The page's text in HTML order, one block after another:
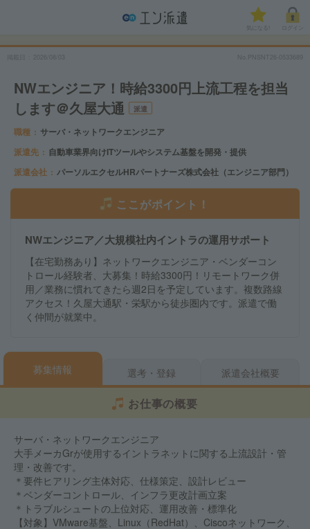
気になる!
No.PNSNT26-0533689
NWエンジニア！時給3300円上流工程を担当
します＠久屋大通
派遣
職種
サーバ・ネットワークエンジニア
派遣先
自動車業界向けITツールやシステム基盤を開発・提供
派遣会社
パーソルエクセルHRパートナーズ株式会社（エンジニア部門）
ここがポイント！
NWエンジニア／大規模社内イントラの運用サポート
【在宅勤務あり】ネットワークエンジニア・ベンダーコン
トロール経験者、大募集！時給3300円！リモートワーク併
用／業務に慣れてきたら週2日を予定しています。複数路線
アクセス！久屋大通駅・栄駅から徒歩圏内です。派遣で働
く仲間が就業中。
募集情報 選考・登録 派遣会社概要
お仕事の概要
サーバ・ネットワークエンジニア
大手メーカGrが使用するイントラネットに関する上流設計・管
理・改善です。
＊要件ヒアリング主体対応、仕様策定、設計レビュー
＊ベンダーコントロール、インフラ更改計画立案
＊トラブルシュートの上位対応、運用改善・標準化
【対象】VMware基盤、Linux（RedHat）、Ciscoネットワーク、